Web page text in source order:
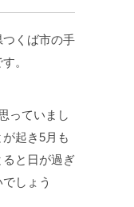
くば市の手
。
っていまし
起き5月も
と日が過ぎ
しょう